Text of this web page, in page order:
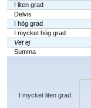
I liten grad
Delvis
I hög grad
I mycket hög grad
Vet ej
Summa
Chart
The chart has 1 X axis
I mycket liten grad